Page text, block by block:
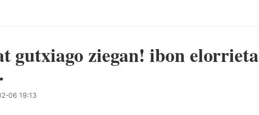
gutxiago ziegan! ibon elorrieta
06 19:13